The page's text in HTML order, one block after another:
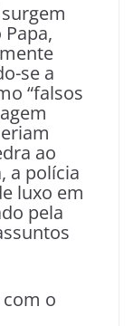
se a
“falsos
ao
a polícia
luxo em
pela
o